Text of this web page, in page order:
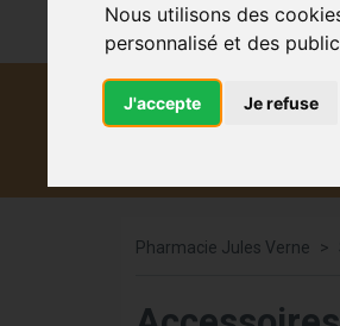
Nous utilisons des
personnalisé et des
J'accepte Je refuse
Pharmacie Jules Verne